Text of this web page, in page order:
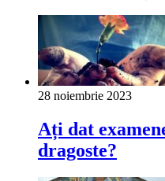
28 noiembrie 2023
Ați dat
dragoste?